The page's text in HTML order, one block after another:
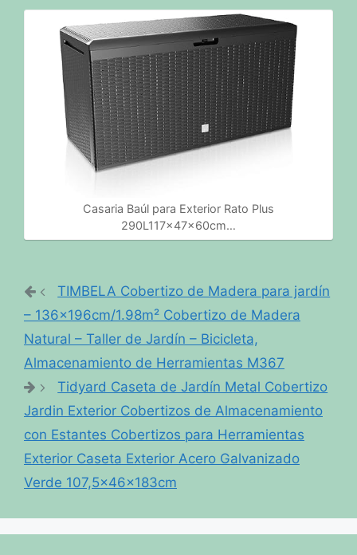
Casaria Baúl para Exterior Rato Plus
290L117x47x60cm…
TIMBELA Cobertizo de Madera para jardín
– 136x196cm/1.98m² Cobertizo de Madera
Natural – Taller de Jardín – Bicicleta,
Almacenamiento de Herramientas M367
Tidyard Caseta de Jardín Metal Cobertizo
Jardin Exterior Cobertizos de Almacenamiento
con Estantes Cobertizos para Herramientas
Exterior Caseta Exterior Acero Galvanizado
Verde 107,5x46x183cm